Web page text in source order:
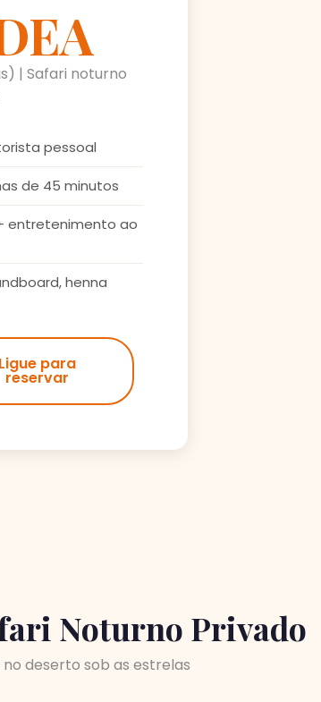
| Safari noturno
pessoal
de 45 minutos
entretenimento ao
henna
Ligue para
reservar
Noturno Privado
deserto sob as estrelas